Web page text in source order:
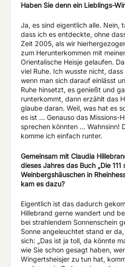
Haben Sie denn ein Lieblings-
Ja, es sind eigentlich alle. Nein,
dass ich es entdeckte, ohne
Zeit 2005, als wir
zum Herunterkommen mit
Orientalische Heisje gelaufen.
viel Ruhe. Ich wusste nicht,
wenn man sich darauf einlässt
Ruhe hinsetzt, es genießt und
runterkommt, dann erzählt das
glaube daran. Weil, was hat es
es ist … Genauso das Missions-
sprechen könnten … Wahnsinn!
komme ich einfach runter.
Gemeinsam mit Claudia
dieses Jahres das Buch „Die 111
Weinbergshäuschen in
kam es dazu?
Eigentlich ist das dadurch
Hillebrand gerne wandert und
bei strahlendem Sonnenschein
Sonne angeleuchtet stand er
sich: „Das ist ja toll, da könnte
wie Sie schon gesagt haben,
Wingertsheisjer zu tun hat,